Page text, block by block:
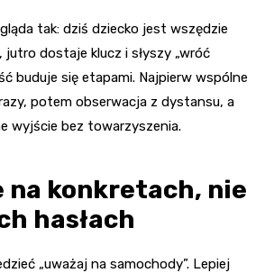
tak: dziś dziecko jest wszędzie
jutro dostaje klucz i słyszy „wróć
buduje się etapami. Najpierw wspólne
potem obserwacja z dystansu, a
wyjście bez towarzyszenia.
na konkretach, nie
hasłach
„uważaj na samochody”. Lepiej